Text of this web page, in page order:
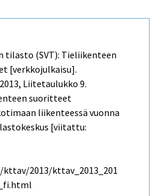
tilasto (SVT): Tieliikenteen
[verkkojulkaisu].
Liitetaulukko 9.
suoritteet
liikenteessä vuonna
[viitattu:
2013/kttav_2013_201